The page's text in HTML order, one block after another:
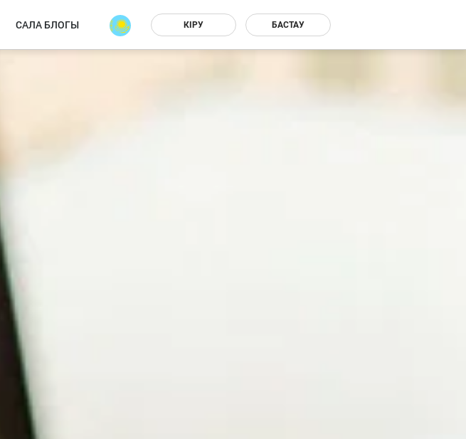
САЛА БЛОГЫ КІРУ БАСТАУ